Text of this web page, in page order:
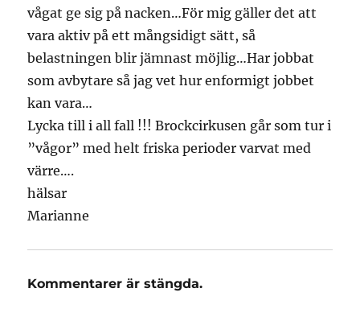
vågat ge sig på nacken…För mig gäller det att
vara aktiv på ett mångsidigt sätt, så
belastningen blir jämnast möjlig…Har jobbat
som avbytare så jag vet hur enformigt jobbet
kan vara…
Lycka till i all fall !!! Brockcirkusen går som tur i
”vågor” med helt friska perioder varvat med
värre….
hälsar
Marianne
Kommentarer är stängda.